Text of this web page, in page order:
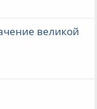
великой